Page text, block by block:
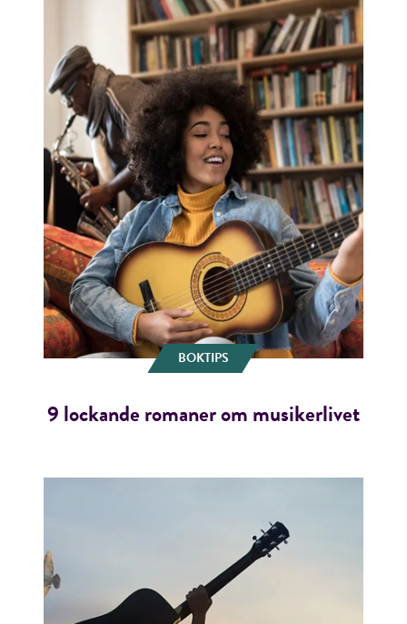
BOKTIPS
9 lockande romaner om musikerlivet